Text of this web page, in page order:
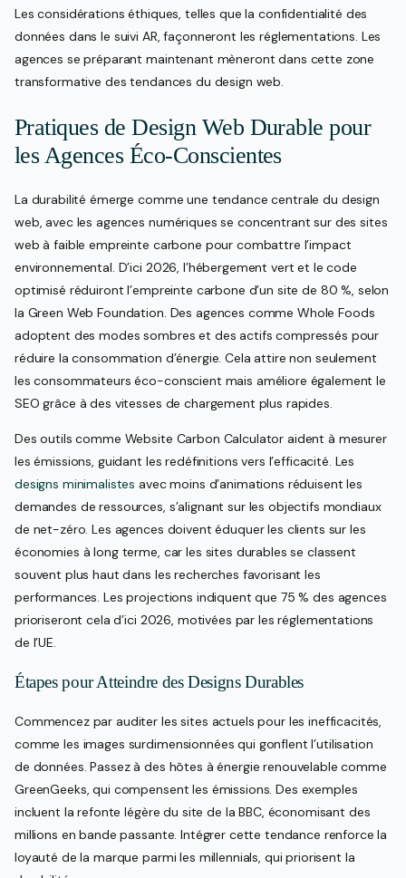
Les considérations éthiques, telles que la confidentialité des
données dans le suivi AR, façonneront les réglementations. Les
agences se préparant maintenant mèneront dans cette zone
transformative des tendances du design web.
Pratiques de Design Web Durable pour
les Agences Éco-Conscientes
La durabilité émerge comme une tendance centrale du design
web, avec les agences numériques se concentrant sur des sites
web à faible empreinte carbone pour combattre l’impact
environnemental. D’ici 2026, l’hébergement vert et le code
optimisé réduiront l’empreinte carbone d’un site de 80 %, selon
la Green Web Foundation. Des agences comme Whole Foods
adoptent des modes sombres et des actifs compressés pour
réduire la consommation d’énergie. Cela attire non seulement
les consommateurs éco-conscient mais améliore également le
SEO grâce à des vitesses de chargement plus rapides.
Des outils comme Website Carbon Calculator aident à mesurer
les émissions, guidant les redéfinitions vers l’efficacité. Les
designs minimalistes avec moins d’animations réduisent les
demandes de ressources, s’alignant sur les objectifs mondiaux
de net-zéro. Les agences doivent éduquer les clients sur les
économies à long terme, car les sites durables se classent
souvent plus haut dans les recherches favorisant les
performances. Les projections indiquent que 75 % des agences
prioriseront cela d’ici 2026, motivées par les réglementations
de l’UE.
Étapes pour Atteindre des Designs Durables
Commencez par auditer les sites actuels pour les inefficacités,
comme les images surdimensionnées qui gonflent l’utilisation
de données. Passez à des hôtes à énergie renouvelable comme
GreenGeeks, qui compensent les émissions. Des exemples
incluent la refonte légère du site de la BBC, économisant des
millions en bande passante. Intégrer cette tendance renforce la
loyauté de la marque parmi les millennials, qui priorisent la